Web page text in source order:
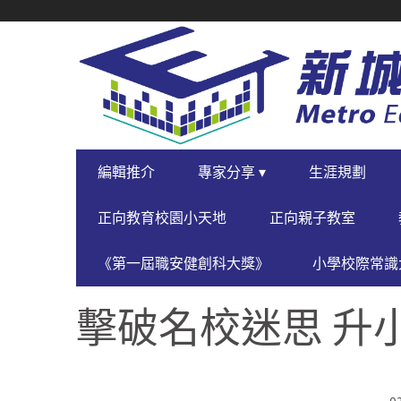
NAVIGATION
PRIMARY
NAVIGATION
編輯推介 專家分享 ▾ 生涯規劃
正向教育校園小天地 正向親子教室
《第一屆職安健創科大獎》 小學校際常
擊破名校迷思 升